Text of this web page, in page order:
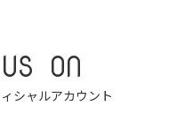
ON
シャルアカウント